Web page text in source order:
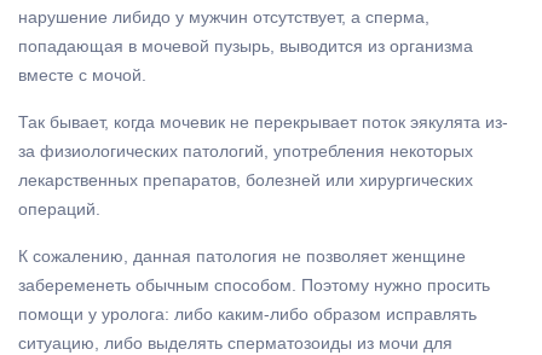
нарушение либидо у мужчин отсутствует, а сперма,
попадающая в мочевой пузырь, выводится из организма
вместе с мочой.
Так бывает, когда мочевик не перекрывает поток эякулята из-
за физиологических патологий, употребления некоторых
лекарственных препаратов, болезней или хирургических
операций.
К сожалению, данная патология не позволяет женщине
забеременеть обычным способом. Поэтому нужно просить
помощи у уролога: либо каким-либо образом исправлять
ситуацию, либо выделять сперматозоиды из мочи для